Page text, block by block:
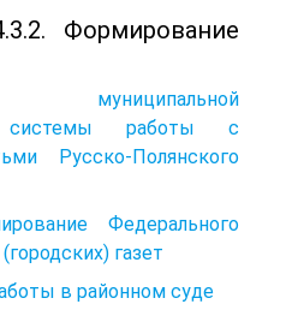
Формирование
муниципальной
системы работы с
Русско-Полянского
Федерального
газет
в районном суде